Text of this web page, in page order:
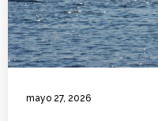
mayo 27, 2026